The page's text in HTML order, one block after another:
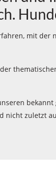
mit der
bekannt
nicht zuletzt